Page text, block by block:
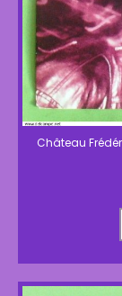
Château